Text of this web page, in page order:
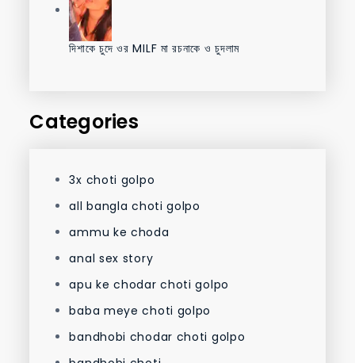
দিশাকে চুদে ওর MILF মা রচনাকে ও চুদলাম
Categories
3x choti golpo
all bangla choti golpo
ammu ke choda
anal sex story
apu ke chodar choti golpo
baba meye choti golpo
bandhobi chodar choti golpo